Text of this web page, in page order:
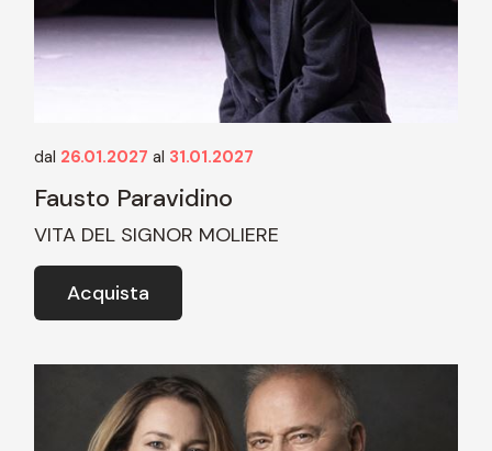
dal 26.01.2027 al 31.01.2027
Fausto Paravidino
VITA DEL SIGNOR MOLIERE
Acquista